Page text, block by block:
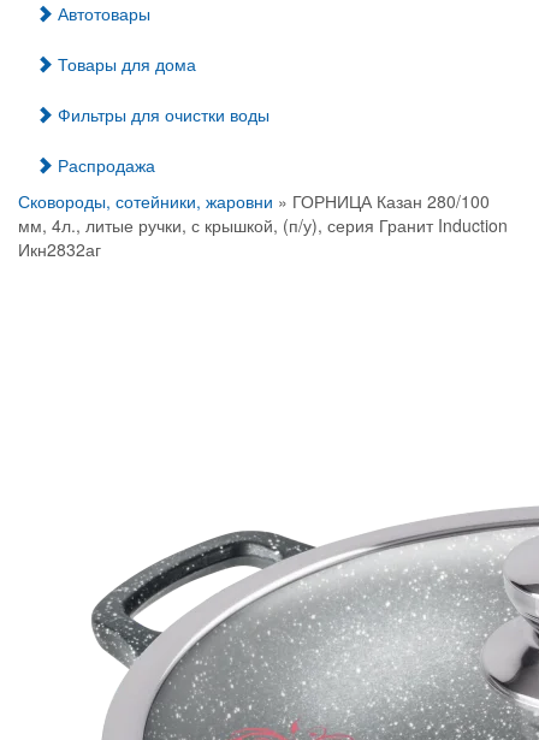
Автотовары
Товары для дома
Фильтры для очистки воды
Распродажа
Сковороды, сотейники, жаровни » ГОРНИЦА Казан 280/100
мм, 4л., литые ручки, с крышкой, (п/у), серия Гранит Induction
Икн2832аг